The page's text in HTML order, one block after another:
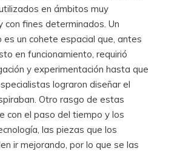
en ámbitos muy
con fines determinados. Un
un cohete espacial que, antes
en funcionamiento, requirió
y experimentación hasta que
lograron diseñar el
Otro rasgo de estas
con el paso del tiempo y los
las piezas que los
ir mejorando, por lo que se las